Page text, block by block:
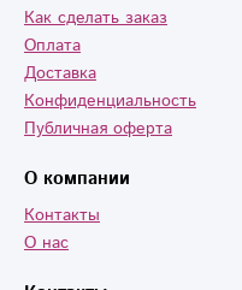
Как сделать заказ
Оплата
Доставка
Конфиденциальность
Публичная оферта
О компании
Контакты
О нас